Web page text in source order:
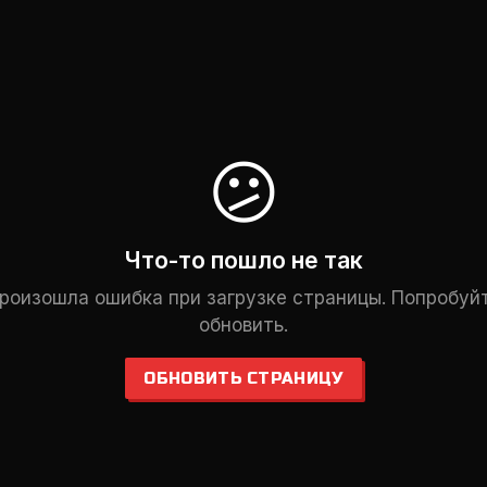
😕
Что-то пошло не так
ошибка при загрузке страницы.
обновить.
ОБНОВИТЬ СТРАНИЦУ